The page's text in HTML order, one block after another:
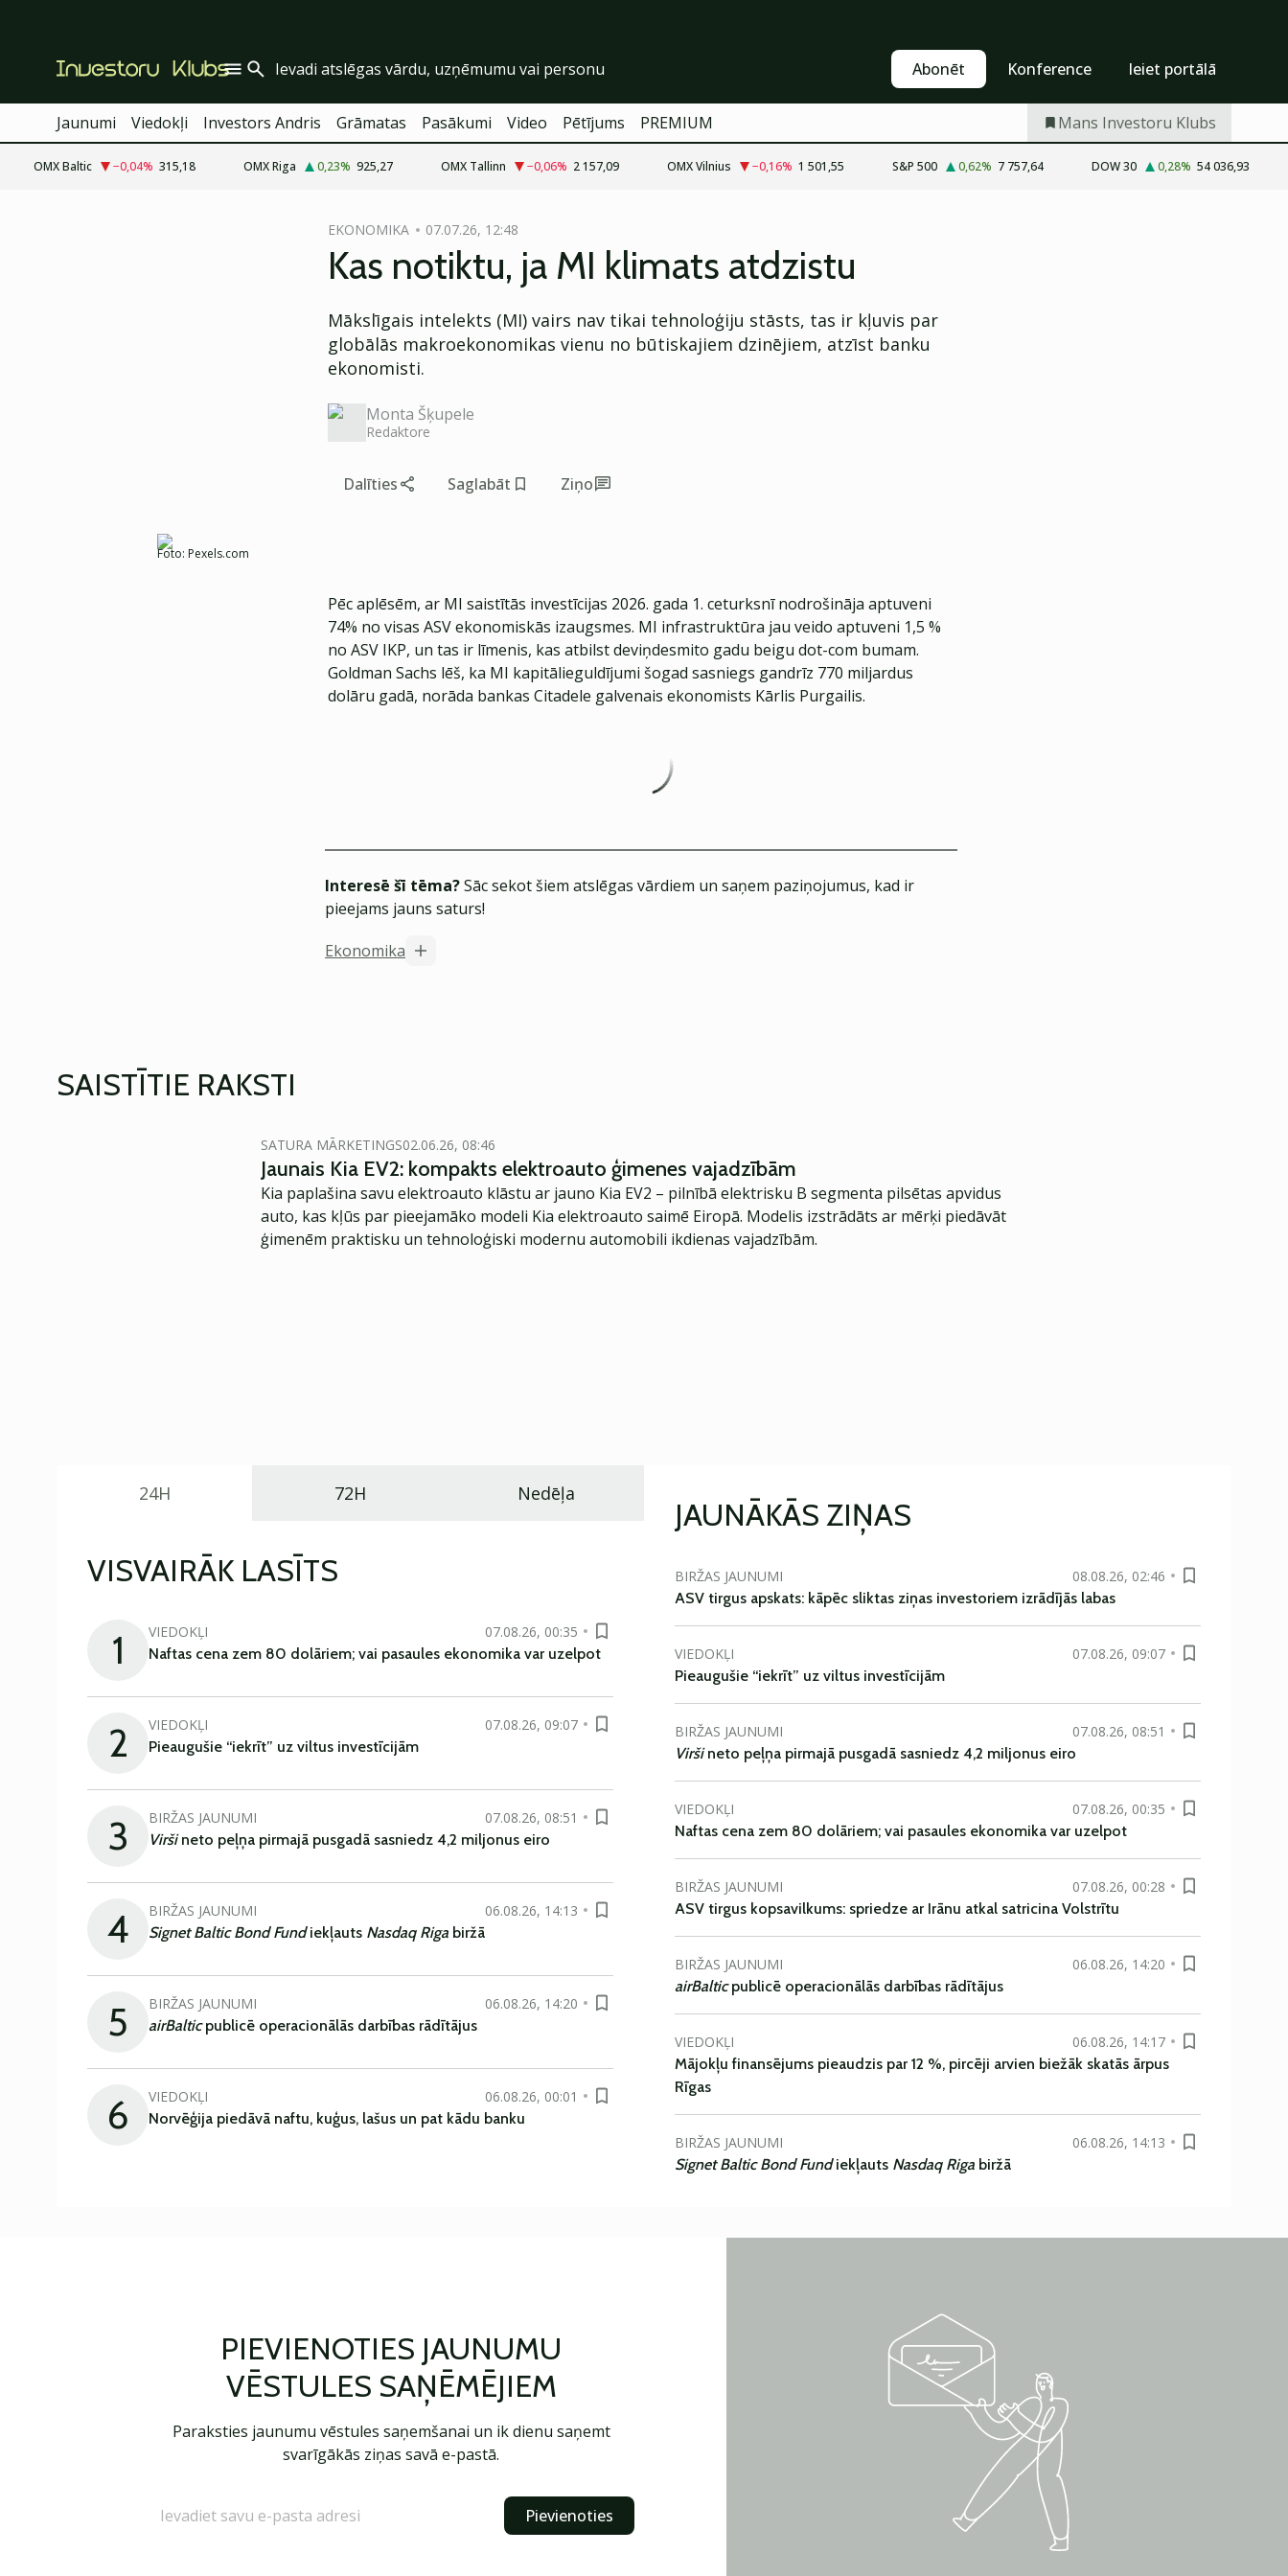
Abonēt Konference Ieiet portālā
Jaunumi Viedokļi Investors Andris Grāmatas Pasākumi Video Pētījums PREMIUM Mans Investoru Klubs
OMX Baltic −0,04% 315,18 OMX Riga 0,23% 925,27 OMX Tallinn −0,06% 2 157,09 OMX Vilnius −0,16% 1 501,55 S&P 500 0,62% 7 757,64 DOW 30 0,28% 54 036,93
EKONOMIKA 07.07.26, 12:48
Kas notiktu, ja MI klimats atdzistu
Mākslīgais intelekts (MI) vairs nav tikai tehnoloģiju stāsts, tas ir kļuvis par
globālās makroekonomikas vienu no būtiskajiem dzinējiem, atzīst banku
ekonomisti.
Monta Šķupele
Redaktore
Dalīties Saglabāt Ziņo
Foto: Pexels.com
Pēc aplēsēm, ar MI saistītās investīcijas 2026. gada 1. ceturksnī nodrošināja aptuveni
74% no visas ASV ekonomiskās izaugsmes. MI infrastruktūra jau veido aptuveni 1,5 %
no ASV IKP, un tas ir līmenis, kas atbilst deviņdesmito gadu beigu dot-com bumam.
Goldman Sachs lēš, ka MI kapitālieguldījumi šogad sasniegs gandrīz 770 miljardus
dolāru gadā, norāda bankas Citadele galvenais ekonomists Kārlis Purgailis.
Interesē šī tēma?Sāc sekot šiem atslēgas vārdiem un saņem paziņojumus, kad ir
pieejams jauns saturs!
Ekonomika
SAISTĪTIE RAKSTI
SATURA MĀRKETINGS02.06.26, 08:46
Jaunais Kia EV2: kompakts elektroauto ģimenes vajadzībām
Kia paplašina savu elektroauto klāstu ar jauno Kia EV2 – pilnībā elektrisku B segmenta pilsētas apvidus
auto, kas kļūs par pieejamāko modeli Kia elektroauto saimē Eiropā. Modelis izstrādāts ar mērķi piedāvāt
ģimenēm praktisku un tehnoloģiski modernu automobili ikdienas vajadzībām.
24H 72H Nedēļa
VISVAIRĀK LASĪTS
1 VIEDOKĻI
07.08.26, 00:35
Naftas cena zem 80 dolāriem; vai pasaules ekonomika var uzelpot
2 VIEDOKĻI
07.08.26, 09:07
Pieaugušie “iekrīt” uz viltus investīcijām
3 BIRŽAS JAUNUMI
07.08.26, 08:51
Viršineto peļņa pirmajā pusgadā sasniedz 4,2 miljonus eiro
4 BIRŽAS JAUNUMI
06.08.26, 14:13
Signet Baltic Bond Fundiekļauts Nasdaq Riga biržā
5 BIRŽAS JAUNUMI
06.08.26, 14:20
airBalticpublicē operacionālās darbības rādītājus
6 VIEDOKĻI
06.08.26, 00:01
Norvēģija piedāvā naftu, kuģus, lašus un pat kādu banku
JAUNĀKĀS ZIŅAS
BIRŽAS JAUNUMI
08.08.26, 02:46
ASV tirgus apskats: kāpēc sliktas ziņas investoriem izrādījās labas
VIEDOKĻI
07.08.26, 09:07
Pieaugušie “iekrīt” uz viltus investīcijām
BIRŽAS JAUNUMI
07.08.26, 08:51
Viršineto peļņa pirmajā pusgadā sasniedz 4,2 miljonus eiro
VIEDOKĻI
07.08.26, 00:35
Naftas cena zem 80 dolāriem; vai pasaules ekonomika var uzelpot
BIRŽAS JAUNUMI
07.08.26, 00:28
ASV tirgus kopsavilkums: spriedze ar Irānu atkal satricina Volstrītu
BIRŽAS JAUNUMI
06.08.26, 14:20
airBalticpublicē operacionālās darbības rādītājus
VIEDOKĻI
06.08.26, 14:17
Mājokļu finansējums pieaudzis par 12 %, pircēji arvien biežāk skatās ārpus
Rīgas
BIRŽAS JAUNUMI
06.08.26, 14:13
Signet Baltic Bond Fundiekļauts Nasdaq Riga biržā
PIEVIENOTIES JAUNUMU
VĒSTULES SAŅĒMĒJIEM
Paraksties jaunumu vēstules saņemšanai un ik dienu saņemt
svarīgākās ziņas savā e-pastā.
Pievienoties